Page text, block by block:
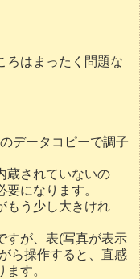
ろはまったく問題な
データコピーで調子
蔵されていないの
になります。
もう少し大きけれ
すが、表(写真が表示
ら操作すると、直感
す。